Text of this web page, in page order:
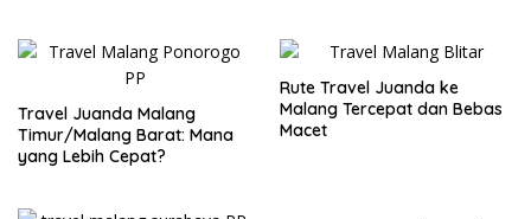
Travel Juanda Malang
Timur/Malang Barat: Mana
yang Lebih Cepat?
Rute Travel Juanda ke
Malang Tercepat dan Bebas
Macet